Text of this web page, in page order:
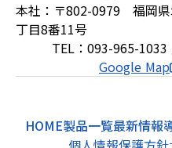
本社：〒802-0979 福岡県
丁目8番11号
TEL：093-965-1033
Google Map
HOME製品一覧最新情報